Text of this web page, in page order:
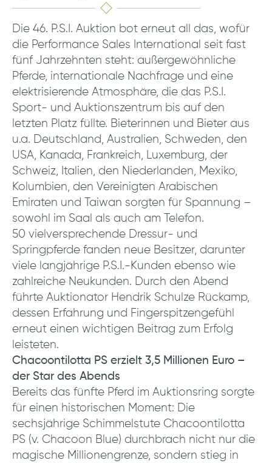
Die 46. P.S.I. Auktion bot erneut all das, wofür
die Performance Sales International seit fast
fünf Jahrzehnten steht: außergewöhnliche
Pferde, internationale Nachfrage und eine
elektrisierende Atmosphäre, die das P.S.I.
Sport- und Auktionszentrum bis auf den
letzten Platz füllte. Bieterinnen und Bieter aus
u.a. Deutschland, Australien, Schweden, den
USA, Kanada, Frankreich, Luxemburg, der
Schweiz, Italien, den Niederlanden, Mexiko,
Kolumbien, den Vereinigten Arabischen
Emiraten und Taiwan sorgten für Spannung –
sowohl im Saal als auch am Telefon.
50 vielversprechende Dressur- und
Springpferde fanden neue Besitzer, darunter
viele langjährige P.S.I.-Kunden ebenso wie
zahlreiche Neukunden. Durch den Abend
führte Auktionator Hendrik Schulze Rückamp,
dessen Erfahrung und Fingerspitzengefühl
erneut einen wichtigen Beitrag zum Erfolg
leisteten.
Chacoontilotta PS erzielt 3,5 Millionen Euro –
der Star des Abends
Bereits das fünfte Pferd im Auktionsring sorgte
für einen historischen Moment: Die
sechsjährige Schimmelstute Chacoontilotta
PS (v. Chacoon Blue) durchbrach nicht nur die
magische Millionengrenze, sondern stieg in